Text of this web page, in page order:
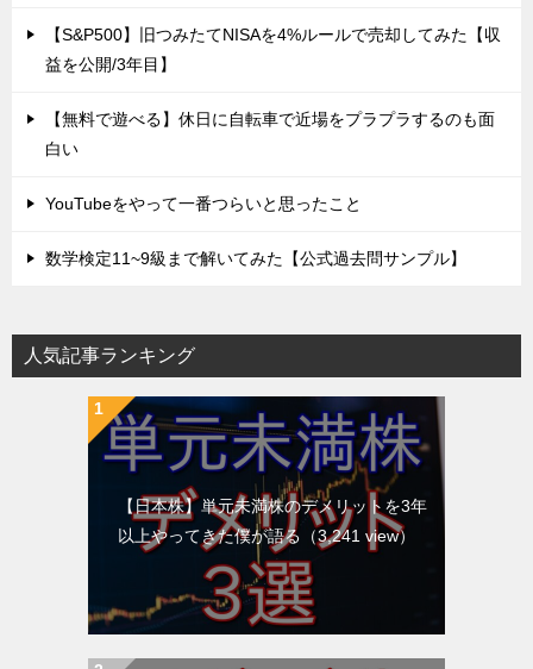
【S&P500】旧つみたてNISAを4%ルールで売却してみた【収
益を公開/3年目】
【無料で遊べる】休日に自転車で近場をプラプラするのも面
白い
YouTubeをやって一番つらいと思ったこと
数学検定11~9級まで解いてみた【公式過去問サンプル】
人気記事ランキング
【日本株】単元未満株のデメリットを3年
以上やってきた僕が語る （3,241 view）